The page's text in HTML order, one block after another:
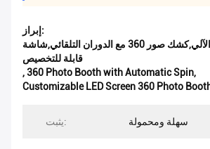
إبراز:
كشك الصور الآلي,كشك صور 360 مع الدوران التلقائي,شاشة LED
قابلة للتخصيص
,360 Photo Booth with Automatic Spin,
Customizable LED Screen 360 Photo
يثبت: سهلة ومحمولة